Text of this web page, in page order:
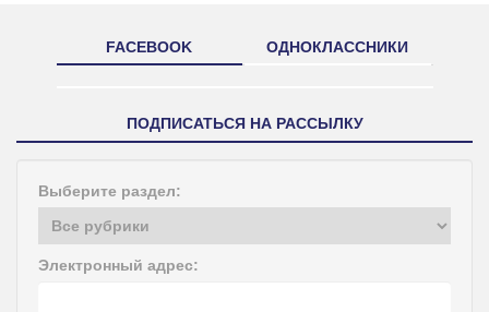
FACEBOOK ОДНОКЛАССНИКИ
ПОДПИСАТЬСЯ НА РАССЫЛКУ
Выберите раздел:
Электронный адрес: